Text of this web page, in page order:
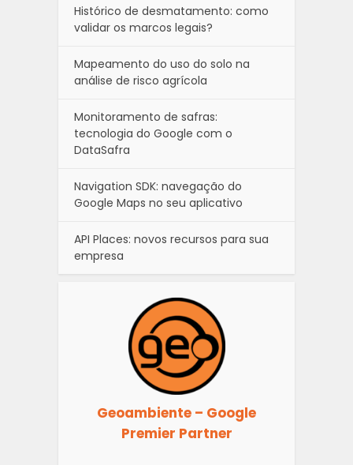
Histórico de desmatamento: como
validar os marcos legais?
Mapeamento do uso do solo na
análise de risco agrícola
Monitoramento de safras:
tecnologia do Google com o
DataSafra
Navigation SDK: navegação do
Google Maps no seu aplicativo
API Places: novos recursos para sua
empresa
Geoambiente – Google
Premier Partner